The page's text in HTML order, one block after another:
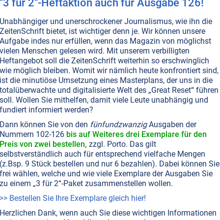
Kalt an Leib und Seele
Menschen leiden an chronischer Untertemperatur
und 36 Grad. Nur mit einer Körpertemperatur von 37
sich jedoch optimale Gesundheit und Lebenskraft
Sie, was die gravierenden Folgen der Körperkälte
Sie wieder zur idealen Temperatur zurückfinden
Weiterlesen...
NR. 74, S.6 GESUNDHEIT
Trank des Lebens
keine Zaubertränke, die aus uns unbesiegbare Gallier
doch frisch angesetzte Gärgetränke sind tatsächlich ein
wie sie bereits in jahrtausendealten heiligen
werden. Die moderne Wissenschaft hat nun
Erkenntnisse dazu geliefert. Insbesondere ein
hat die Kraft, als wohlschmeckende Frischzellenkur für
Geist zu wirken.Weiterlesen...
"3 für 2"-Heftaktion auch für Ausgabe 126!
Unabhängiger und unerschrockener Journalismus, wie ihn die
ZeitenSchrift bietet, ist wichtiger denn je. Wir können unsere
Aufgabe indes nur erfüllen, wenn das Magazin von möglichst
vielen Menschen gelesen wird. Mit unserem verbilligten
Heftangebot soll die ZeitenSchrift weiterhin so erschwinglich
wie möglich bleiben. Womit wir nämlich heute konfrontiert sind,
ist die minutiöse Umsetzung eines Masterplans, der uns in die
totalüberwachte und digitalisierte Welt des „Great Reset“ führen
soll. Wollen Sie mithelfen, damit viele Leute unabhängig und
fundiert informiert werden?
Dann können Sie von den fünfundzwanzigAusgaben der
Nummern 102-126 bis auf Weiteres drei Exemplare für den
Preis von zwei bestellen, zzgl. Porto. Das gilt
selbstverständlich auch für entsprechend vielfache Mengen
(z.Bsp. 9 Stück bestellen und nur 6 bezahlen). Dabei können Sie
frei wählen, welche und wie viele Exemplare der Ausgaben Sie
zu einem „3 für 2“-Paket zusammenstellen wollen.
>> Bestellen Sie Ihre Exemplare gleich hier!
Herzlichen Dank, wenn auch Sie diese wichtigen Informationen